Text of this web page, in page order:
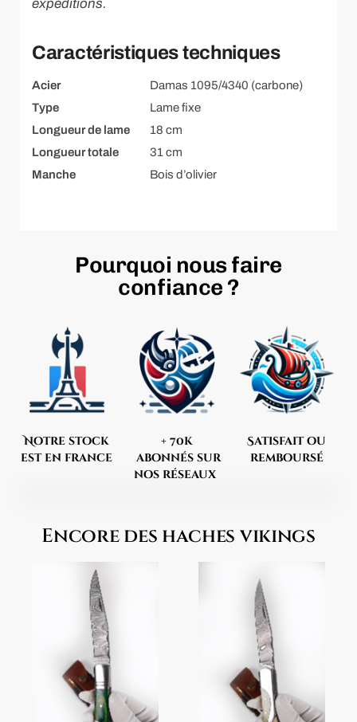
expéditions.
Caractéristiques techniques
Acier
Damas 1095/4340 (carbone)
Type
Lame fixe
Longueur de lame
18 cm
Longueur totale
31 cm
Manche
Bois d’olivier
Pourquoi nous faire
confiance ?
Notre stock
est en france
+ 70k
abonnés sur
nos réseaux
Satisfait ou
remboursé
Encore des haches vikings